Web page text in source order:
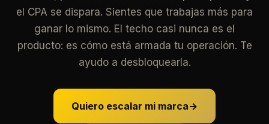
el CPA se dispara. Sientes que trabajas más para
ganar lo mismo. El techo casi nunca es el
producto: es cómo está armada tu operación. Te
ayudo a desbloquearla.
Quiero escalar mi marca→